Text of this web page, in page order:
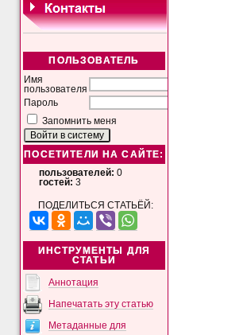
ПОЛЬЗОВАТЕЛЬ
Имя
пользователя
Пароль
Запомнить меня
ПОСЕТИТЕЛИ НА САЙТЕ:
пользователей: 0
гостей: 3
ПОДЕЛИТЬСЯ СТАТЬЁЙ:
ИНСТРУМЕНТЫ ДЛЯ
СТАТЬИ
Аннотация
Напечатать эту статью
Метаданные для